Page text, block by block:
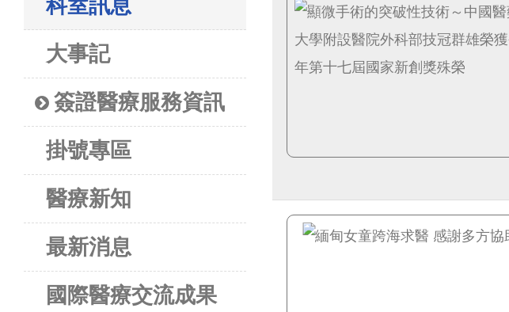
科室訊息
大事記
簽證醫療服務資訊
掛號專區
醫療新知
最新消息
國際醫療交流成果